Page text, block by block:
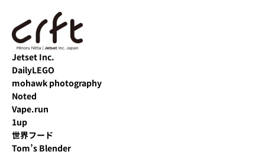
Jetset Inc.
DailyLEGO
mohawk photography
Noted
Vape.run
1up
世界フード
Tom’s Blender